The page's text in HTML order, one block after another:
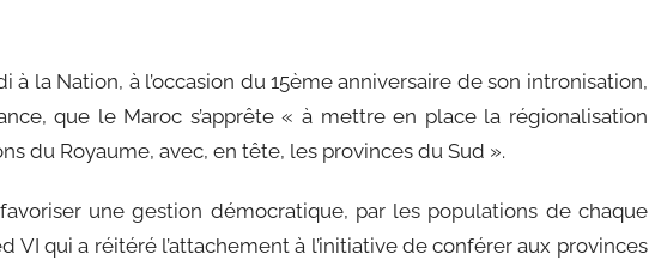
à la Nation, à l’occasion du 15ème anniversaire de son intronisation,
que le Maroc s’apprête « à mettre en place la régionalisation
du Royaume, avec, en tête, les provinces du Sud ».
une gestion démocratique, par les populations de chaque
VI qui a réitéré l’attachement à l’initiative de conférer aux provinces